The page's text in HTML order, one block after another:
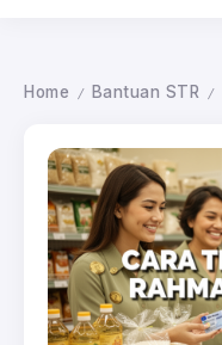
Home / Bantuan STR /